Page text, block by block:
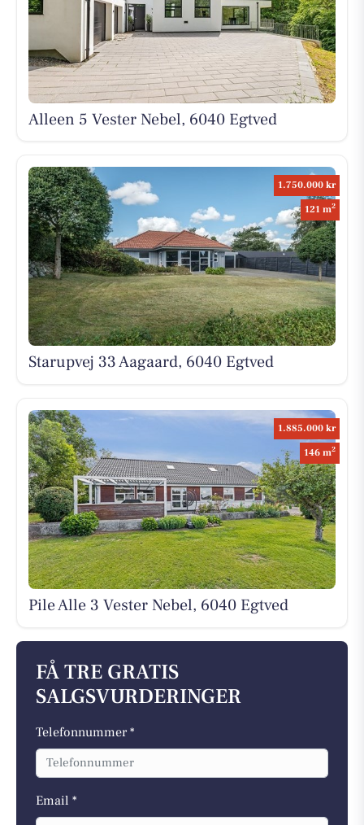
Alleen 5 Vester Nebel, 6040 Egtved
1.750.000 kr
121 m2
Starupvej 33 Aagaard, 6040 Egtved
1.885.000 kr
146 m2
Pile Alle 3 Vester Nebel, 6040 Egtved
FÅ TRE GRATIS
SALGSVURDERINGER
Telefonnummer *
Email *